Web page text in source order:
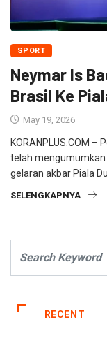
SPORT
Neymar Is
Brasil Ke
May 19, 2026
KORANPLUS.COM –
telah
gelaran akbar Piala
SELENGKAPNYA
RECENT